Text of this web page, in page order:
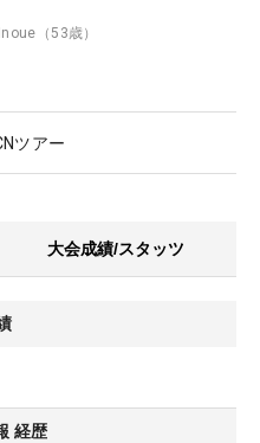
（53歳）
ツアー
大会成績/スタッツ
経歴